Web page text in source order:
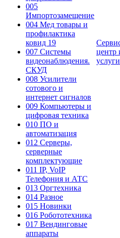
005
Импортозамещение
004 Мед товары и
профилактика
ковид 19
007 Системы
видеонаблюдения.
СКУД
008 Усилители
сотового и
интернет сигналов
009 Компьютеры и
цифровая техника
010 ПО и
автоматизация
012 Серверы,
серверные
комплектующие
011 IP, VoIP
Телефония и АТС
013 Оргтехника
014 Разное
015 Новинки
016 Робототехника
017 Вендинговые
аппараты
центр
услуги